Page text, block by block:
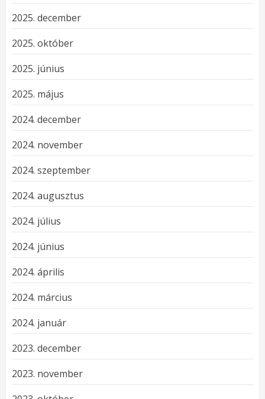
2025. december
2025. október
2025. június
2025. május
2024. december
2024. november
2024. szeptember
2024. augusztus
2024. július
2024. június
2024. április
2024. március
2024. január
2023. december
2023. november